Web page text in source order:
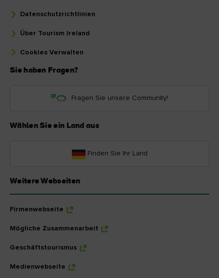
Datenschutzrichtlinien
Über Tourism Ireland
Cookies Verwalten
Sie haben Fragen?
Fragen Sie unsere Community!
Wählen Sie ein Land aus
Finden Sie Ihr Land
Weitere Webseiten
Firmenwebseite
Mögliche Zusammenarbeit
Geschäftstourismus
Medienwebseite